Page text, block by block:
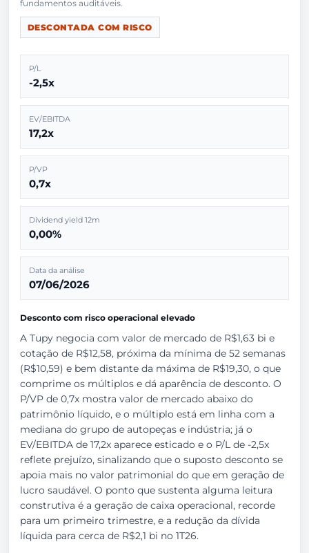
DESCONTADA COM RISCO
P/L
-2,5x
EV/EBITDA
17,2x
P/VP
0,7x
Dividend yield 12m
0,00%
Data da análise
07/06/2026
Desconto com risco operacional elevado
A Tupy negocia com valor de mercado de R$1,63 bi e
cotação de R$12,58, próxima da mínima de 52 semanas
(R$10,59) e bem distante da máxima de R$19,30, o que
comprime os múltiplos e dá aparência de desconto. O
P/VP de 0,7x mostra valor de mercado abaixo do
patrimônio líquido, e o múltiplo está em linha com a
mediana do grupo de autopeças e indústria; já o
EV/EBITDA de 17,2x aparece esticado e o P/L de -2,5x
reflete prejuízo, sinalizando que o suposto desconto se
apoia mais no valor patrimonial do que em geração de
lucro saudável. O ponto que sustenta alguma leitura
construtiva é a geração de caixa operacional, recorde
para um primeiro trimestre, e a redução da dívida
líquida para cerca de R$2,1 bi no 1T26.